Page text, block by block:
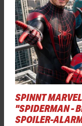
SPINNT
"SPIDERMAN -
SPOILER-